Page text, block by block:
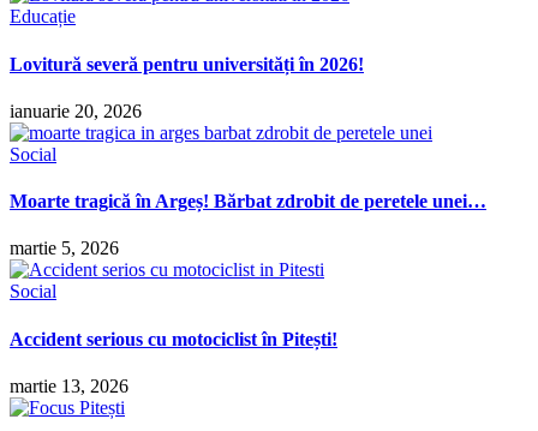
Educație
Lovitură severă pentru universități în 2026!
ianuarie 20, 2026
Social
Moarte tragică în Argeș! Bărbat zdrobit de peretele unei…
martie 5, 2026
Social
Accident serious cu motociclist în Pitești!
martie 13, 2026